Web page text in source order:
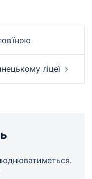
ліцеї